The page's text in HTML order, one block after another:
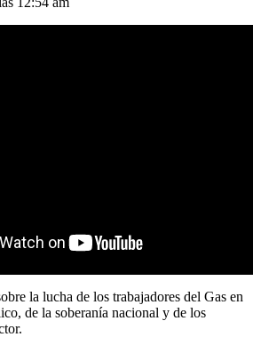
la lucha de los trabajadores del Gas en
de la soberanía nacional y de los